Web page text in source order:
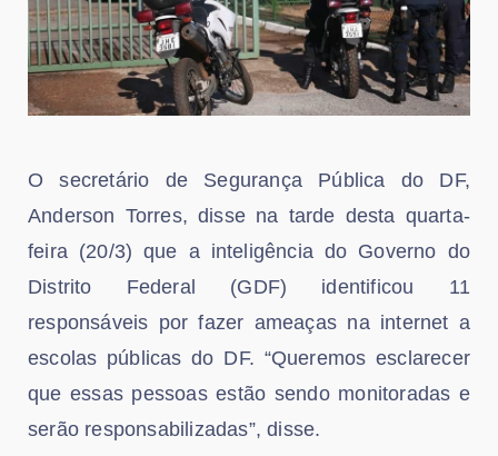
O secretário de Segurança Pública do DF,
Anderson Torres, disse na tarde desta quarta-
feira (20/3) que a inteligência do Governo do
Distrito Federal (GDF) identificou 11
responsáveis por fazer ameaças na internet a
escolas públicas do DF. “Queremos esclarecer
que essas pessoas estão sendo monitoradas e
serão responsabilizadas”, disse.